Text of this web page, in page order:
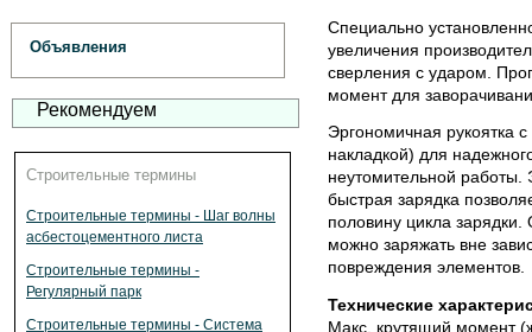
Объявления
Рекомендуем
Строительные термины
Строительные термины - Шаг волны
асбестоцементного листа
Строительные термины -
Регулярный парк
Строительные термины - Система
Специально
увеличения
сверления с ударом.
момент для
Эргономичная рукоятка
накладкой) для
неутомительной
быстрая зарядка
половину цикла
можно заряжать вне
повреждения элементов.
Технические
Макс. крутящий момент